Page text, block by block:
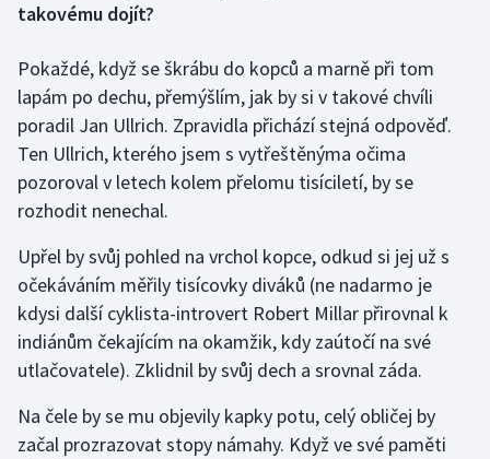
Futsal
Golf
Gymnastika
Házená
Judo
Krasobruslení
Lyže a snowboard
takovému dojít?
Pokaždé, když se škrábu do kopců a marně při tom
lapám po dechu, přemýšlím, jak by si v takové chvíli
poradil Jan Ullrich. Zpravidla přichází stejná odpověď.
Ten Ullrich, kterého jsem s vytřeštěnýma očima
pozoroval v letech kolem přelomu tisíciletí, by se
rozhodit nenechal.
Upřel by svůj pohled na vrchol kopce, odkud si jej už s
očekáváním měřily tisícovky diváků (ne nadarmo je
kdysi další cyklista-introvert Robert Millar přirovnal k
indiánům čekajícím na okamžik, kdy zaútočí na své
utlačovatele). Zklidnil by svůj dech a srovnal záda.
Na čele by se mu objevily kapky potu, celý obličej by
začal prozrazovat stopy námahy. Když ve své paměti